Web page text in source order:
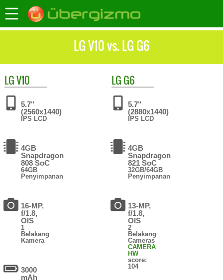
LG V10 vs. LG G6
LGV10
5.7"
(2560x1440)
IPS LCD
4GB
Snapdragon
808 SoC
64GB
Penyimpanan
16-MP,
f/1.8,
OIS
1
Belakang
Kamera
3000
mAh
LG G6
5.7"
(2880x1440)
IPS LCD
4GB
Snapdragon
821 SoC
32GB/64GB
Penyimpanan
13-MP,
f/1.8,
OIS
2
Belakang
Cameras
CAMERA
HW
score:
104